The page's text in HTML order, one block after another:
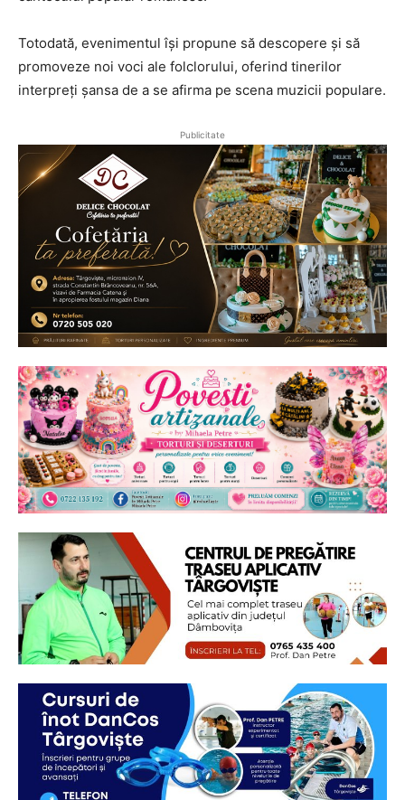
Totodată, evenimentul își propune să descopere și să
promoveze noi voci ale folclorului, oferind tinerilor
interpreți șansa de a se afirma pe scena muzicii populare.
Publicitate